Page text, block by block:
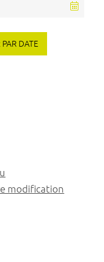
PAR DATE
modification